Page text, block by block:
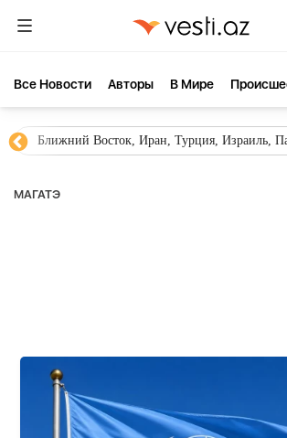
Все Новости Aвторы В Мире
Новости Азербайджана Южный
МАГАТЭ